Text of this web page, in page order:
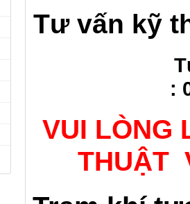
Tư vấn kỹ
:
VUI LÒNG
THUẬT